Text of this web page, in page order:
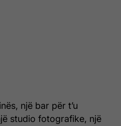
një bar për t’u
studio fotografike, një